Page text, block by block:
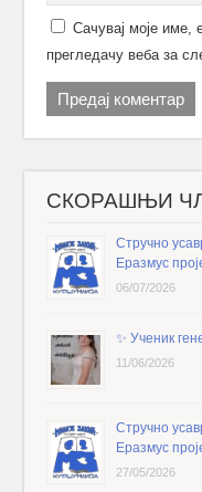
Сачувај моје име,
прегледачу веба за
СКОРАШЊИ
Стручно
Еразмус
06/07/2026
✨️ Ученик
11/06/2026
Стручно
Еразмус
27/05/2026